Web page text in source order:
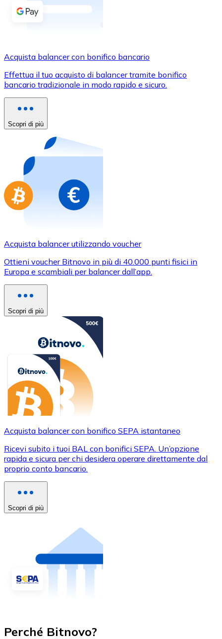
Bonifico SEPA
Usa le carte Visa e Mastercard per acquistare
Acquista con carta
Acquista gift card dei tuoi marchi preferiti con
Vai al negozio di carte regalo
Acquista balancer con bonifico bancario
Effettua il tuo acquisto di balancer tramite bonifico
bancario tradizionale in modo rapido e sicuro.
Scopri di più
Acquista balancer utilizzando voucher
Ottieni voucher Bitnovo in più di 40.000 punti fisici in
Europa e scambiali per balancer dall’app.
Scopri di più
Acquista balancer con bonifico SEPA istantaneo
Ricevi subito i tuoi BAL con bonifici SEPA. Un’opzione
rapida e sicura per chi desidera operare direttamente dal
proprio conto bancario.
Scopri di più
Perché Bitnovo?